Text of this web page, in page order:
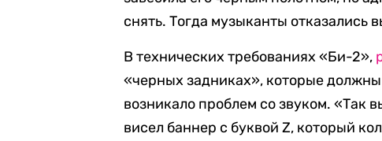
снять. Тогда музыканты отказались
В технических требованиях «Би-2»,
«черных задниках», которые
возникало проблем со звуком. «Так
висел баннер с буквой Z, который